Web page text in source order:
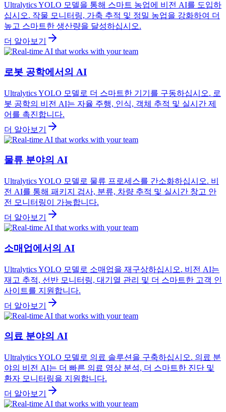
Ultralytics YOLO 모델을 통해 스마트 농업에 비전 AI를 도입하
십시오. 작물 모니터링, 가축 추적 및 정밀 농업을 강화하여 더
높고 스마트한 생산량을 달성하십시오.
더 알아보기
로봇 공학에서의 AI
Ultralytics YOLO 모델로 더 스마트한 기기를 구동하십시오. 로
봇 공학의 비전 AI는 자율 주행, 인식, 객체 추적 및 실시간 제
어를 촉진합니다.
더 알아보기
물류 분야의 AI
Ultralytics YOLO 모델로 물류 프로세스를 간소화하십시오. 비
전 AI를 통해 패키지 검사, 분류, 차량 추적 및 실시간 창고 안
전 모니터링이 가능합니다.
더 알아보기
소매업에서의 AI
Ultralytics YOLO 모델로 소매업을 재구상하십시오. 비전 AI는
재고 추적, 선반 모니터링, 대기열 관리 및 더 스마트한 고객 인
사이트를 지원합니다.
더 알아보기
의료 분야의 AI
Ultralytics YOLO 모델로 의료 솔루션을 구축하십시오. 의료 분
야의 비전 AI는 더 빠른 의료 영상 분석, 더 스마트한 진단 및
환자 모니터링을 지원합니다.
더 알아보기